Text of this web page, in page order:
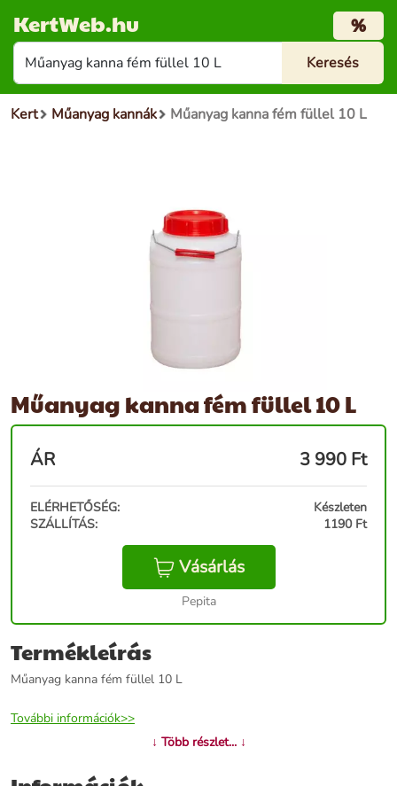
KertWeb.hu %
Kert Műanyag kannák Műanyag kanna fém füllel 10 L
Műanyag kanna fém füllel 10 L
ÁR 3 990 Ft
ELÉRHETŐSÉG:
Készleten
SZÁLLÍTÁS:
1190 Ft
Vásárlás
Pepita
Termékleírás
Műanyag kanna fém füllel 10 L
További információk>>
↓ Több részlet... ↓